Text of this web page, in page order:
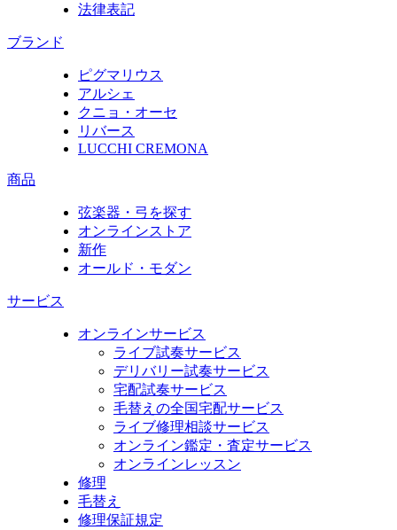
法律表記
ブランド
ピグマリウス
アルシェ
クニョ・オーセ
リバース
LUCCHI CREMONA
商品
弦楽器・弓を探す
オンラインストア
新作
オールド・モダン
サービス
オンラインサービス
ライブ試奏サービス
デリバリー試奏サービス
宅配試奏サービス
毛替えの全国宅配サービス
ライブ修理相談サービス
オンライン鑑定・査定サービス
オンラインレッスン
修理
毛替え
修理保証規定